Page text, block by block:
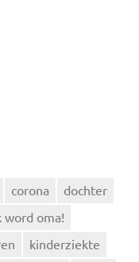
corona
dochter
word oma!
kinderziekte